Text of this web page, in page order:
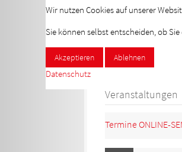
5
7
8
Veranstaltungen
Termine ONLINE-
Wir nutzen Cookies auf unserer
Sie können selbst entscheiden, ob
Akzeptieren Ablehnen
Datenschutz